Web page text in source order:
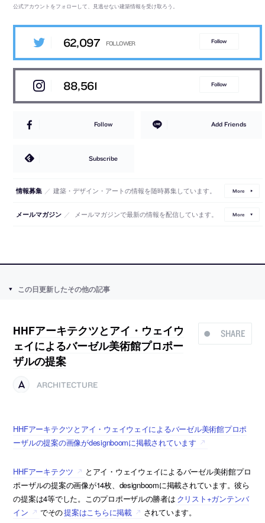
公式アカウントをフォローして、見逃せない建築情報を受け取ろう。
62,097 Follow
88,561 Follow
Follow Add Friends
Subscribe
情報募集 ／ 建築・デザイン・アートの情報を随時募集しています。 More
メールマガジン ／ メールマガジンで最新の情報を配信しています。 More
この日更新したその他の記事
SHARE
HHFアーキテクツとアイ・ウェイウ
ェイによるバーゼル美術館プロポー
ザルの提案
ARCHITECTURE
HHFアーキテクツとアイ・ウェイウェイによるバーゼル美術館プロポ
ーザルの提案の画像がdesignboomに掲載されています
HHFアーキテクツ
とアイ・ウェイウェイによるバーゼル美術館プロ
ポーザルの提案の画像が14枚、designboomに掲載されています。彼ら
の提案は4等でした。このプロポーザルの勝者は クリスト+ガンテンバ
イン
でその提案はこちらに掲載 されています。